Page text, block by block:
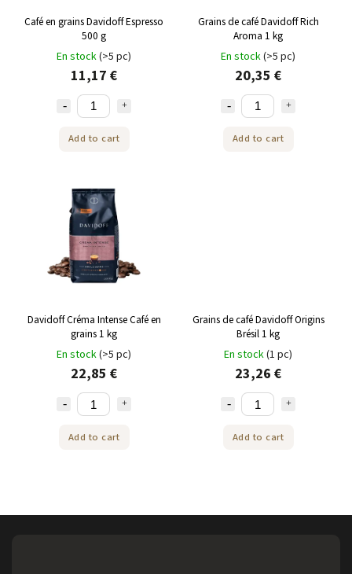
Café en grains Davidoff Espresso
500 g
En stock(>5 pc)
11,17 €
Add to cart
Grains de café Davidoff Rich
Aroma 1 kg
En stock(>5 pc)
20,35 €
Add to cart
Davidoff Créma Intense Café en
grains 1 kg
En stock(>5 pc)
22,85 €
Add to cart
Grains de café Davidoff Origins
Brésil 1 kg
En stock(1 pc)
23,26 €
Add to cart